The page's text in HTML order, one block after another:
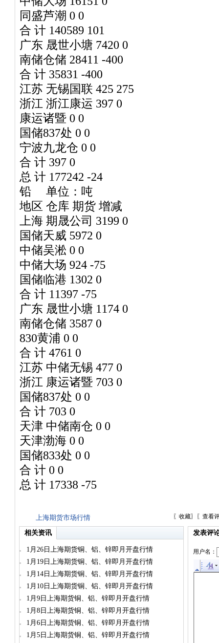
同盛芦潮 0 0
合 计 140589 101
广东 晟世小塘 7420 0
南储仓储 28411 -400
合 计 35831 -400
江苏 无锡国联 425 275
浙江 浙江康运 397 0
康运诸暨 0 0
国储837处 0 0
宁波九龙仓 0 0
合 计 397 0
总 计 177242 -24
铅 单位：吨
地区 仓库 期货 增减
上海 期晟公司 3199 0
国储天威 5972 0
中储吴淞 0 0
中储大场 924 -75
国储临港 1302 0
合 计 11397 -75
广东 晟世小塘 1174 0
南储仓储 3587 0
830黄浦 0 0
合 计 4761 0
江苏 中储无锡 477 0
浙江 康运诸暨 703 0
国储837处 0 0
合 计 703 0
天津 中储南仓 0 0
天津渤海 0 0
国储833处 0 0
合 计 0 0
总 计 17338 -75
上海期货市场行情 〖 收藏〗〖 查看
相关资讯
1月26日上海期货铜、铝、锌即月开盘行情
1月19日上海期货铜、铝、锌即月开盘行情
1月14日上海期货铜、铝、锌即月开盘行情
1月10日上海期货铜、铝、锌即月开盘行情
1月9日上海期货铜、铝、锌即月开盘行情
1月8日上海期货铜、铝、锌即月开盘行情
1月6日上海期货铜、铝、锌即月开盘行情
1月5日上海期货铜、铝、锌即月开盘行情
发表评
用户名：